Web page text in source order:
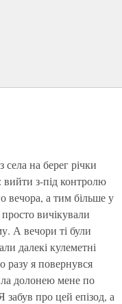
на берег річки
вийти з-під контролю
вечора, а тим більше у
вичікували
А вечори ті були
далекі кулеметні
я повернувся
долонею мене по
про цей епізод, а